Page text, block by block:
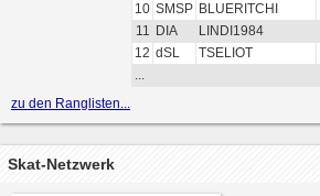
10 SMSP BLUERITCHI
11 DIA LINDI1984
12 dSL TSELIOT
...
zu den Ranglisten...
Skat-Netzwerk